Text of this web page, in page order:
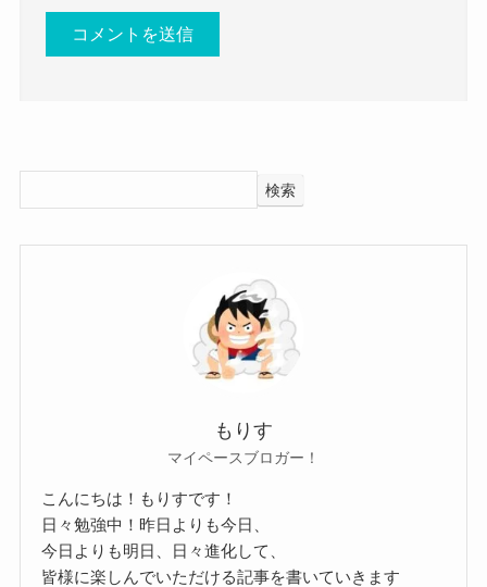
Mayo(HADES)の出身大学！
調べてみたところ、Mayoさんは大学ではなく
尚美ミュージックカレッジ専門学校に通っていま
した！
こちらもFacebookで公表されていました。
尚美ミュージックカレッジ専門学校は
Mayoさんが通っていた頃には
学校名は「専門学校東京ミュージックアンドメデ
ィアアーツ尚美」だったようです。
2026年に創立100周年を迎える歴史ある学校で、
Mayoさんはおそらく当時からドラム専攻に通って
Mayo(HADES)の身長や体重！
身長はこちらのサイトで公表されていました。
平均身長よりも高いですね。
スラっとした高身長で
ドラムを叩いている姿はかっこいいですね！
こちらを見てもかなりの細身です。
しかし、身長が公表されているサイトでは
体重は普通と書かれていました。
でも細身ですらっとしたスタイルなので、
検索
もりす
マイペースブロガー！
こんにちは！もりすです！
日々勉強中！昨日よりも今日、
今日よりも明日、日々進化して、
皆様に楽しんでいただける記事を書いていきます